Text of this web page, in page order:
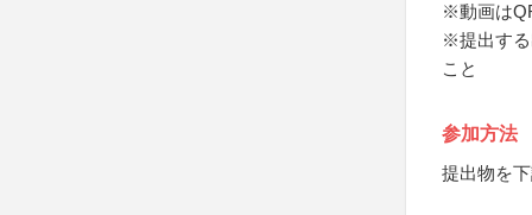
※動画は
※提出する
こと
参加方法
提出物を